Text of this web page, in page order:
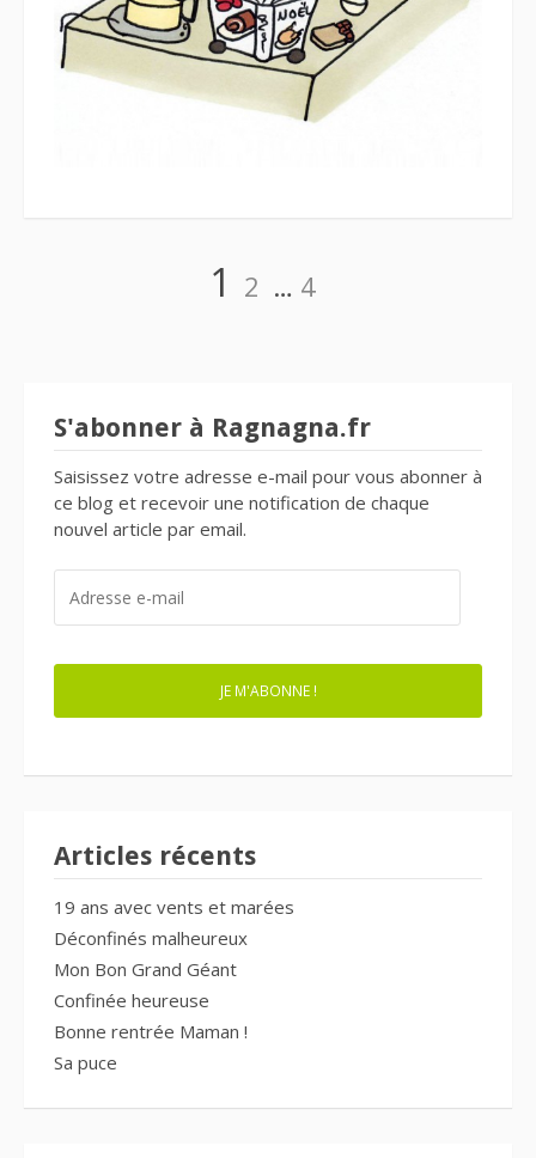
Page
1 Page
2 … Page
4
S'abonner à Ragnagna.fr
Saisissez votre adresse e-mail pour vous abonner à
ce blog et recevoir une notification de chaque
nouvel article par email.
MAIL
JE M'ABONNE !
Articles récents
19 ans avec vents et marées
Déconfinés malheureux
Mon Bon Grand Géant
Confinée heureuse
Bonne rentrée Maman !
Sa puce